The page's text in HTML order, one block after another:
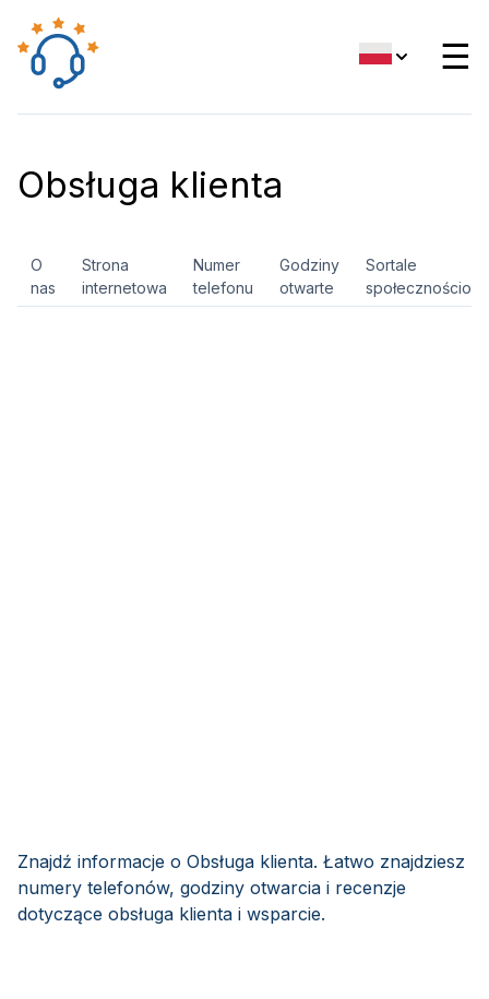
☰
Obsługa klienta
O
nas
Strona
internetowa
Numer
telefonu
Godziny
otwarte
Sortale
Znajdź informacje o Obsługa klienta. Łatwo znajdziesz
numery telefonów, godziny otwarcia i recenzje
dotyczące obsługa klienta i wsparcie.